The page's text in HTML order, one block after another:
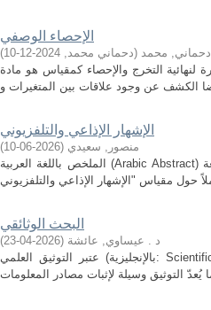
الإحصاء الوصفي
محمد (دحماني محمد,
2024-12-10
)
لنهائية التخرج والإحصاء كمقياس هو مادة
الإشهار الإذاعي والتلفزيوني
منصور, سعيدي (
2026-06-10
)
الملخص باللغة العربية (Arabic Abstract) تقدم هذه المطبوعة البيداغوجية، المعدة من طرف الأستاذ منصور سعيدي بجامعة
البحث الوثائقي
د . عيساوي, عائشة (
2026-04-23
)
عتبر التوثيق العلمي (بالإنجليزية: Scientific Documentation) أحد فروع العلوم التي تهدف إلى حفظ المعلومات بطريقة